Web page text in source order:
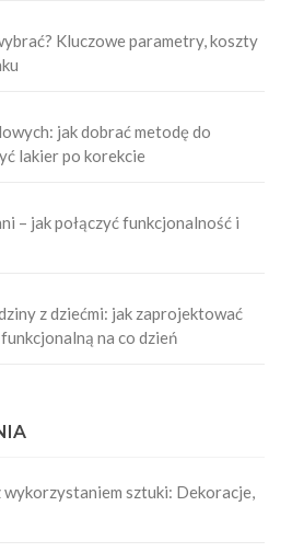
Kluczowe parametry, koszty
jak dobrać metodę do
lakier po korekcie
– jak połączyć funkcjonalność i
z dziećmi: jak zaprojektować
na co dzień
sztuki: Dekoracje,